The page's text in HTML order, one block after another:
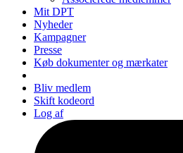
Mit DPT
Nyheder
Kampagner
Presse
Køb dokumenter og mærkater
Bliv medlem
Skift kodeord
Log af